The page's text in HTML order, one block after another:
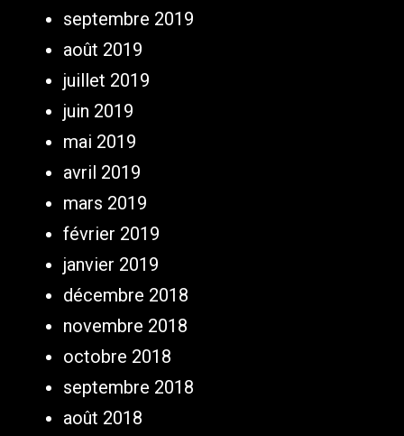
septembre 2019
août 2019
juillet 2019
juin 2019
mai 2019
avril 2019
mars 2019
février 2019
janvier 2019
décembre 2018
novembre 2018
octobre 2018
septembre 2018
août 2018